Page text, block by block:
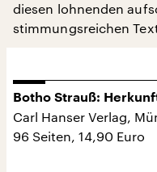
diesen lohnenden
stimmungsreichen
Botho Strauß:
Carl Hanser Verlag,
96 Seiten, 14,90 Euro